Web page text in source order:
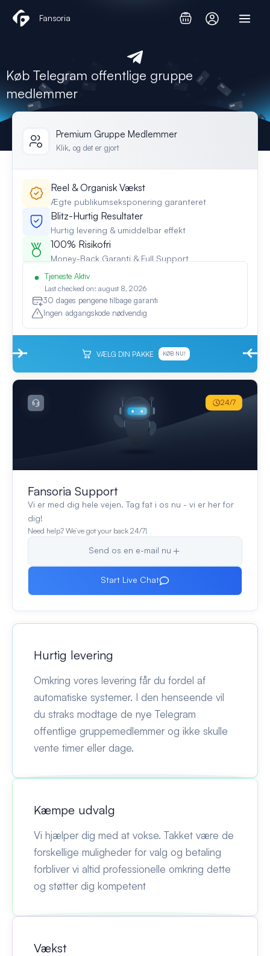
Fansoria
Køb Telegram offentlige gruppe
medlemmer
Premium Gruppe Medlemmer
Klik, og det er gjort
Reel & Organisk Vækst
Ægte publikumseksponering garanteret
Blitz-Hurtig Resultater
Hurtig levering & umiddelbar effekt
100% Risikofri
Money-Back Garanti & Full Support
Tjeneste Aktiv
Last checked on: august 8, 2026
30 dages pengene tilbage garanti
Ingen adgangskode nødvendig
VÆLG DIN PAKKE KØB NU!
Fansoria Support
Vi er med dig hele vejen. Tag fat i os nu - vi er her for
dig!
Need help? We’ve got your back 24/7!
Send os en e-mail nu
Start Live Chat
24/7
Hurtig levering
Omkring vores levering får du fordel af
automatiske systemer. I den henseende vil
du straks modtage de nye Telegram
offentlige gruppemedlemmer og ikke skulle
vente timer eller dage.
Kæmpe udvalg
Vi hjælper dig med at vokse. Takket være de
forskellige muligheder for valg og betaling
forbliver vi altid professionelle omkring dette
og støtter dig kompetent
Vækst